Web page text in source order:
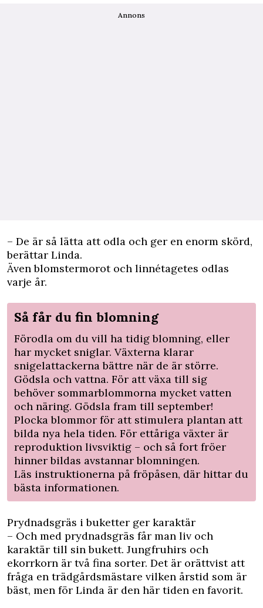
Annons
– De är så lätta att odla och ger en enorm skörd,
berättar Linda.
Även blomstermorot och linnétagetes odlas
varje år.
Så får du fin blomning
Förodla om du vill ha tidig blomning, eller
har mycket sniglar. Växterna klarar
snigelattackerna bättre när de är större.
Gödsla och vattna. För att växa till sig
behöver sommarblommorna mycket vatten
och näring. Gödsla fram till september!
Plocka blommor för att stimulera plantan att
bilda nya hela tiden. För ettåriga växter är
reproduktion livsviktig – och så fort fröer
hinner bildas avstannar blomningen.
Läs instruktionerna på fröpåsen, där hittar du
bästa informationen.
Prydnadsgräs i buketter ger karaktär
– Och med prydnadsgräs får man liv och
karaktär till sin bukett. Jungfruhirs och
ekorrkorn är två fina sorter. Det är orättvist att
fråga en trädgårdsmästare vilken årstid som är
bäst, men för Linda är den här tiden en favorit.